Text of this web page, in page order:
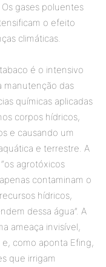
gases poluentes
o efeito
climáticas.
é o intensivo
manutenção das
químicas aplicadas
corpos hídricos,
e causando um
e terrestre. A
agrotóxicos
contaminam o
hídricos,
dessa água”. A
ameaça invisível,
como aponta Efing,
que irrigam